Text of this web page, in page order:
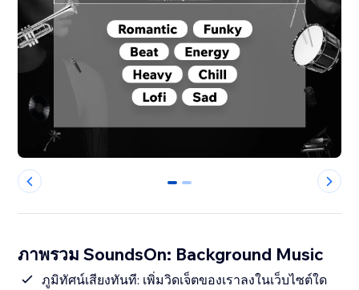
0 1
ภาพรวม SoundsOn: Background Music
ภูมิทัศน์เสียงทันที: เพิ่มวิดเจ็ตของเราลงในเว็บไซต์ใด